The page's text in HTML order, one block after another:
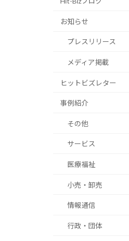
お知らせ
プレスリリース
メディア掲載
ヒットビズレター
事例紹介
その他
サービス
医療福祉
小売・卸売
情報通信
行政・団体